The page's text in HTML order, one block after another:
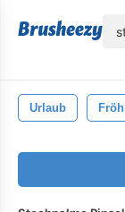
Urlaub